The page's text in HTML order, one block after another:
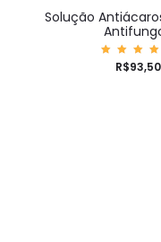
Solução
ão
R$93,50